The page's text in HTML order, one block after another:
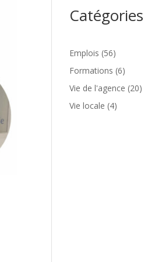
Catégories
Emplois (56)
Formations (6)
Vie de l'agence (20)
Vie locale (4)